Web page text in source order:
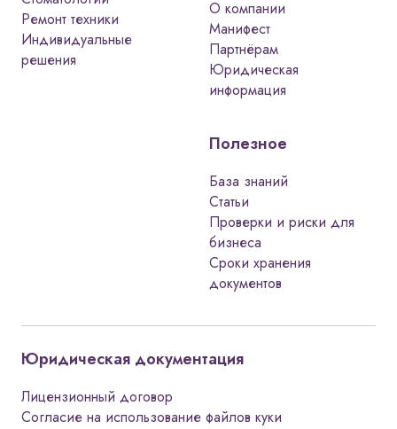
Ремонт техники
Индивидуальные
решения
О компании
Манифест
Партнёрам
Юридическая
информация
Полезное
База знаний
Статьи
Проверки и риски для
бизнеса
Сроки хранения
документов
Юридическая документация
Лицензионный договор
Согласие на использование файлов куки